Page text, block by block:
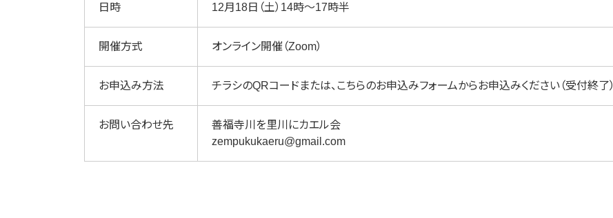
日時 12月18日（土）14時～17時半
開催方式 オンライン開催（Zoom）
お申込み方法 チラシのQRコードまたは、こちらのお申込みフォームからお申込みください（受付終了）
お問い合わせ先
善福寺川を里川にカエル会
zempukukaeru@gmail.com